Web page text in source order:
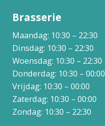
Brasserie
Maandag: 10:30 – 22:30
Dinsdag: 10:30 – 22:30
Woensdag: 10:30 – 22:30
Donderdag: 10:30 – 00:00
Vrijdag: 10:30 – 00:00
Zaterdag: 10:30 – 00:00
Zondag: 10:30 – 22:30